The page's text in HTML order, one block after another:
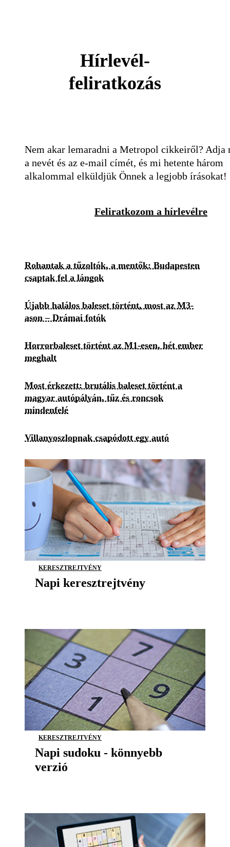
Hírlevél-
feliratkozás
Nem akar lemaradni a Metropol cikkeiről? Adja
a nevét és az e-mail címét, és mi hetente három
alkalommal elküldjük Önnek a legjobb írásokat!
Feliratkozom a hírlevélre
Rohantak a tűzoltók, a mentők: Budapesten
csaptak fel a lángok
Újabb halálos baleset történt, most az M3-
ason – Drámai fotók
Horrorbaleset történt az M1-esen, hét ember
meghalt
Most érkezett: brutális baleset történt a
magyar autópályán, tűz és roncsok
mindenfelé
Villanyoszlopnak csapódott egy autó
KERESZTREJTVÉNY
Napi keresztrejtvény
KERESZTREJTVÉNY
Napi sudoku - könnyebb
verzió